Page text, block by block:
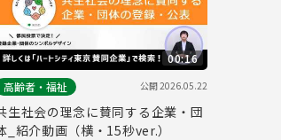
00:16
高齢者・福祉
公開2026.05.22
生社会の理念に賛同する企業・団
_紹介動画（横・15秒ver.）